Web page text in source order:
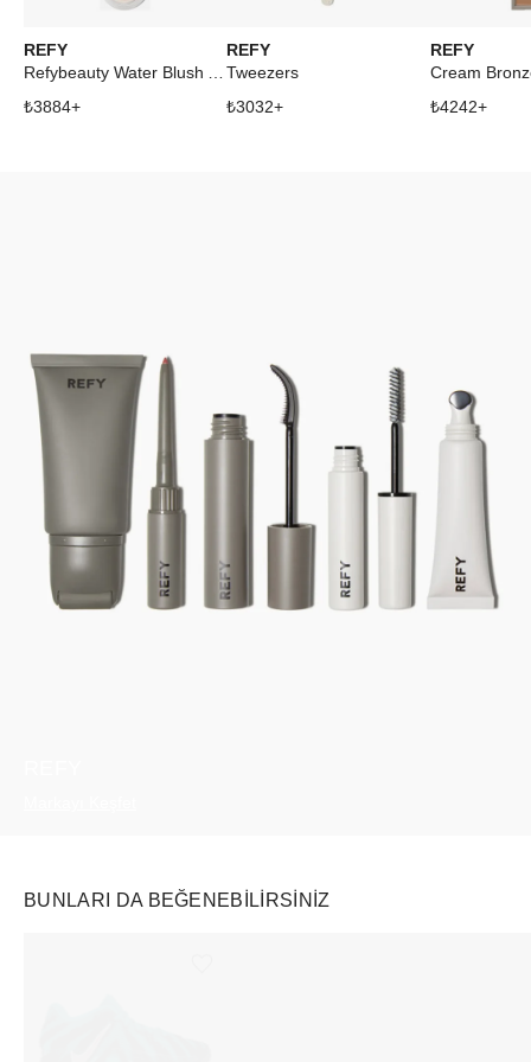
REFY
₺3884+
REFY
Tweezers
₺3032+
REFY
Cream
₺4242+
BUNLARI DA BEĞENEBILIRSINIZ